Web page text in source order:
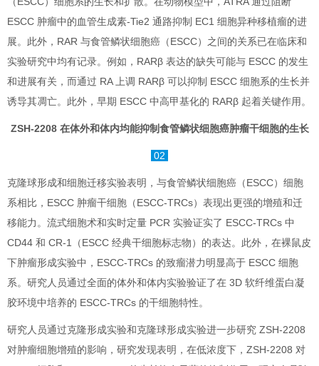
ESCC 肿瘤中的血管生成素-Tie2 通路抑制 EC1 细胞异种移植瘤的进
展。此外，RAR 与食管鳞状细胞癌（ESCC）之间的关系已在临床和
实验研究中均有记录。例如，RARβ 表达的缺失可能与 ESCC 的发生
和进展有关，而通过 RA 上调 RARβ 可以抑制 ESCC 细胞系的生长并
诱导其凋亡。此外，早期 ESCC 中高甲基化的 RARβ 起着关键作用。
ZSH-2208 在体外和体内均能抑制食管鳞状细胞癌肿瘤干细胞的生长
02
克隆球形成和细胞迁移实验表明，与食管鳞状细胞癌（ESCC）细胞
系相比，ESCC 肿瘤干细胞（ESCC-TRCs）表现出更强的增殖和迁
移能力。流式细胞术和实时定量 PCR 实验证实了 ESCC-TRCs 中
CD44 和 CR-1（ESCC 经典干细胞标志物）的表达。此外，在裸鼠皮
下肿瘤形成实验中，ESCC-TRCs 的致瘤潜力明显高于 ESCC 细胞
系。研究人员通过全面的体外和体内实验验证了在 3D 软纤维蛋白凝
胶环境中培养的 ESCC-TRCs 的干细胞特性。
研究人员通过克隆形成实验和克隆球形成实验进一步研究 ZSH-2208
对肿瘤细胞增殖的影响，研究发现表明，在低浓度下，ZSH-2208 对